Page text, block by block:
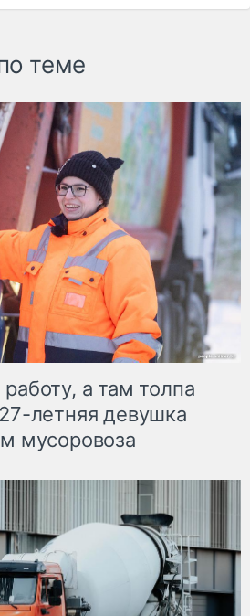
теме
а там толпа
летняя девушка
мусоровоза